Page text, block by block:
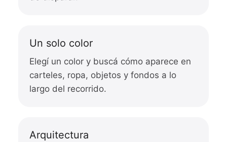
Un solo color
Elegí un color y buscá cómo aparece en
carteles, ropa, objetos y fondos a lo
largo del recorrido.
Arquitectura